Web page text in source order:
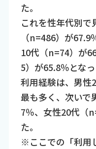
た。
これを性年代別で
（n=486）が
10代（n=74）が
5）が65.8％となっ
利用経験は、男性
最も多く、次いで
7％、女性20代（
た。
※ここでの「利用